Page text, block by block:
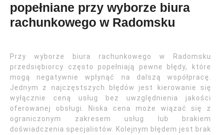
popełniane przy wyborze biura
rachunkowego w Radomsku
Przy wyborze biura rachunkowego w Radomsku
przedsiębiorcy często popełniają pewne błędy, które
mogą negatywnie wpłynąć na dalszą współpracę.
Jednym z najczęstszych błędów jest kierowanie się
wyłącznie ceną usług bez uwzględnienia jakości
oferowanej obsługi. Niska cena może wiązać się z
ograniczonym zakresem usług lub brakiem
doświadczenia specjalistów. Kolejnym błędem jest brak